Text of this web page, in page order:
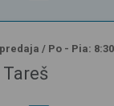
/ Po - Pia: